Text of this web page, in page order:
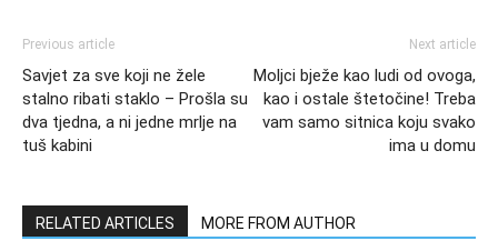
Previous article
Savjet za sve koji ne žele
stalno ribati staklo – Prošla su
dva tjedna, a ni jedne mrlje na
tuš kabini
Next article
Moljci bježe kao ludi od ovoga,
kao i ostale štetočine! Treba
vam samo sitnica koju svako
ima u domu
RELATED ARTICLES MORE FROM AUTHOR